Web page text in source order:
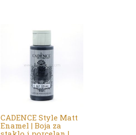
CADENCE Style Matt
Enamel | Boja za